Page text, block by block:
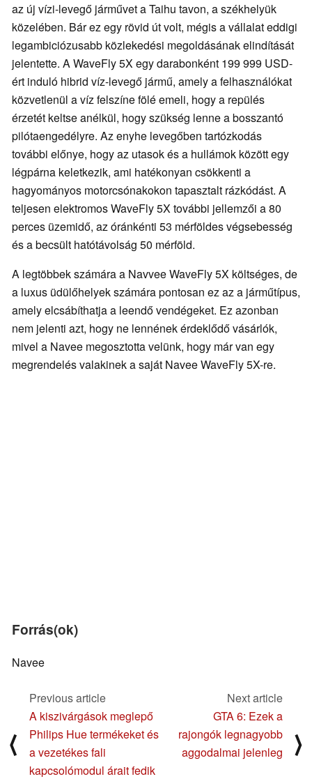
az új vízi-levegő járművet a Taihu tavon, a székhelyük
közelében. Bár ez egy rövid út volt, mégis a vállalat eddigi
legambiciózusabb közlekedési megoldásának elindítását
jelentette. A WaveFly 5X egy darabonként 199 999 USD-
ért induló hibrid víz-levegő jármű, amely a felhasználókat
közvetlenül a víz felszíne fölé emeli, hogy a repülés
érzetét keltse anélkül, hogy szükség lenne a bosszantó
pilótaengedélyre. Az enyhe levegőben tartózkodás
további előnye, hogy az utasok és a hullámok között egy
légpárna keletkezik, ami hatékonyan csökkenti a
hagyományos motorcsónakokon tapasztalt rázkódást. A
teljesen elektromos WaveFly 5X további jellemzői a 80
perces üzemidő, az óránkénti 53 mérföldes végsebesség
és a becsült hatótávolság 50 mérföld.
A legtöbbek számára a Navvee WaveFly 5X költséges, de
a luxus üdülőhelyek számára pontosan ez az a járműtípus,
amely elcsábíthatja a leendő vendégeket. Ez azonban
nem jelenti azt, hogy ne lennének érdeklődő vásárlók,
mivel a Navee megosztotta velünk, hogy már van egy
megrendelés valakinek a saját Navee WaveFly 5X-re.
Forrás(ok)
Navee
⟨
Previous article
A kiszivárgások meglepő
Philips Hue termékeket és
a vezetékes fali
kapcsolómodul árait fedik
Next article
GTA 6: Ezek a
rajongók legnagyobb
aggodalmai jelenleg
⟩